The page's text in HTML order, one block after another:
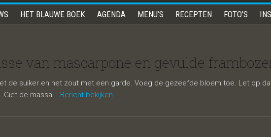
en
HET BLAUWE BOEK AGENDA MENU’S RECEPTEN FOTO’S
van mascarpone en gevulde
de suiker en het zout met een garde. Voeg de gezeefde bloem toe. Let op
de massa... Bericht bekijken